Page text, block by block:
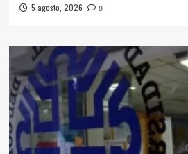
5 agosto, 2026 0